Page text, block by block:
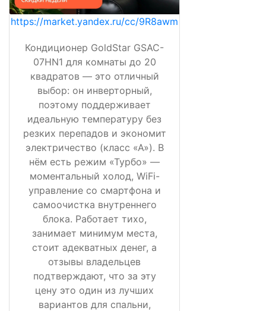
https://market.yandex.ru/cc/9R8awm
Кондиционер GoldStar GSAC-
07HN1 для комнаты до 20
квадратов — это отличный
выбор: он инверторный,
поэтому поддерживает
идеальную температуру без
резких перепадов и экономит
электричество (класс «А»). В
нём есть режим «Турбо» —
моментальный холод, WiFi-
управление со смартфона и
самоочистка внутреннего
блока. Работает тихо,
занимает минимум места,
стоит адекватных денег, а
отзывы владельцев
подтверждают, что за эту
цену это один из лучших
вариантов для спальни,